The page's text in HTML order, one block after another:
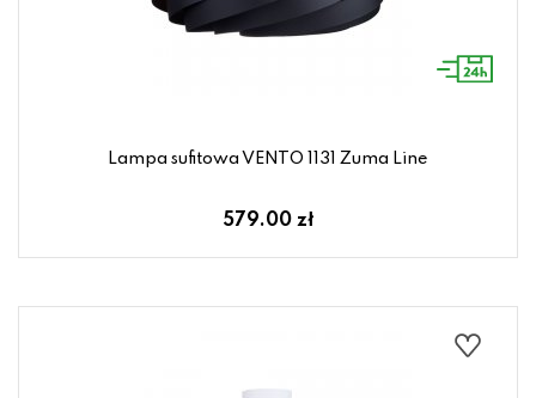
Lampa sufitowa VENTO 1131 Zuma Line
579.00 zł